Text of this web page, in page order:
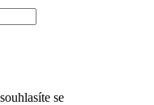
se